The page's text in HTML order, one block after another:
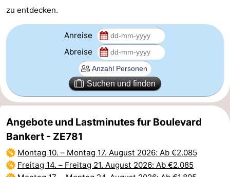
van
Schouwen
Veere
-
Natur
-
Natur
de
Mantelingen
-
Domburg
-
Westkapelle
-
Zoutelande
-
Natur
-
zu entdecken.
Anreise
Abreise
Suchen und finden
Angebote und Lastminutes fur Boulevard
Bankert - ZE781
Montag 10. – Montag 17. August 2026: Ab €2.085
Freitag 14. – Freitag 21. August 2026: Ab €2.085